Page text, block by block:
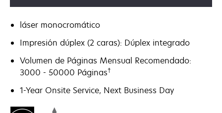
láser monocromático
Impresión dúplex (2 caras): Dúplex integrado
Volumen de Páginas Mensual Recomendado:
3000 - 50000 Páginas†
1-Year Onsite Service, Next Business Day